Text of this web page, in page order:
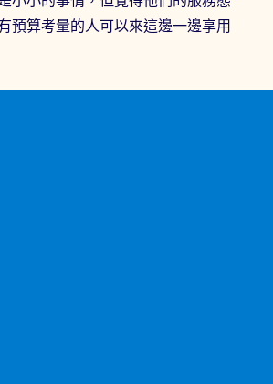
預算考量的人可以來這邊一邊享用